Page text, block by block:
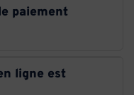
paiement
ligne est